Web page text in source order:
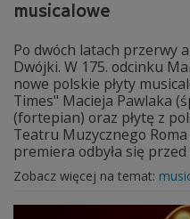
musicalowe
Po dwóch latach przerwy
Dwójki. W 175. odcinku
nowe polskie płyty
Times" Macieja Pawlaka
(fortepian) oraz płytę z
Teatru Muzycznego
premiera odbyła się
Zobacz więcej na temat: